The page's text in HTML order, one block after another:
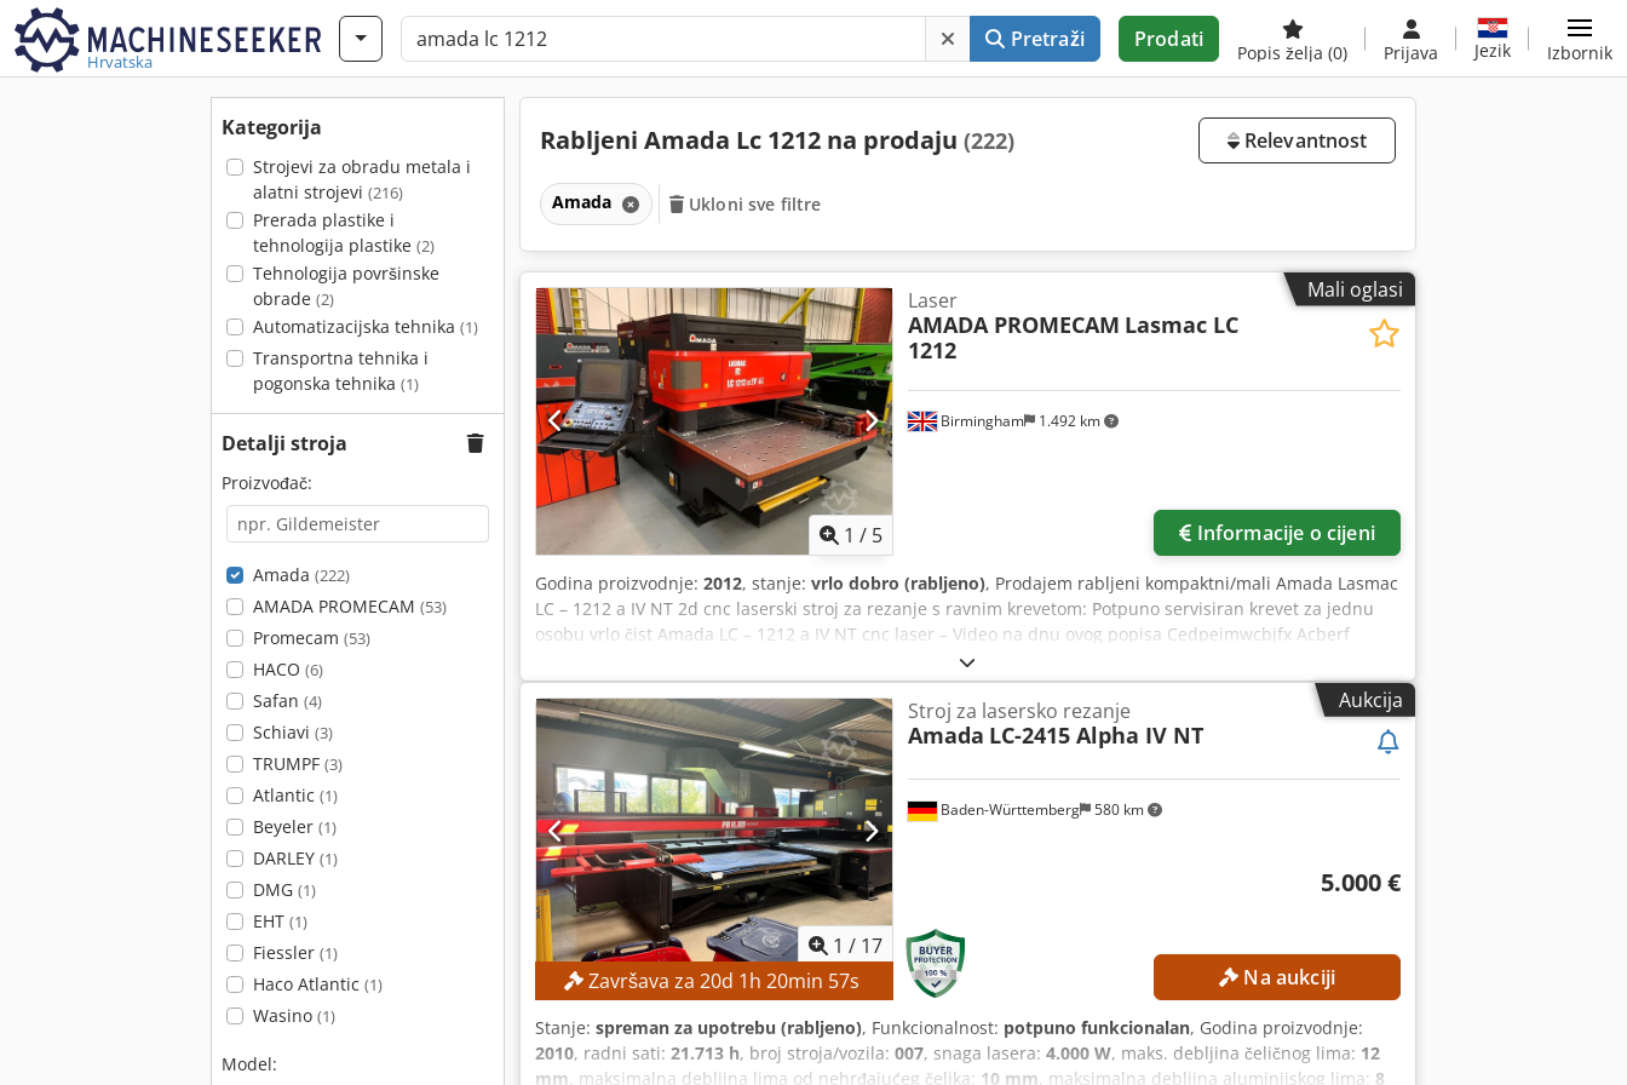
Hrvatska
Pretraži Prodati
Popis želja (0) Prijava Jezik Izbornik
Kategorija
Strojevi za obradu metala i
alatni strojevi (216)
Prerada plastike i
tehnologija plastike (2)
Tehnologija površinske
obrade (2)
Automatizacijska tehnika (1)
Transportna tehnika i
pogonska tehnika (1)
Detalji stroja
Proizvođač:
Amada (222)
AMADA PROMECAM (53)
Promecam (53)
HACO (6)
Safan (4)
Schiavi (3)
TRUMPF (3)
Atlantic (1)
Beyeler (1)
DARLEY (1)
DMG (1)
EHT (1)
Fiessler (1)
Haco Atlantic (1)
Wasino (1)
Model:
Rabljeni Amada Lc 1212 na prodaju (222) Relevantnost
Amada Ukloni sve filtre
Mali oglasi
1 / 5
Birmingham 1.492 km
Laser
AMADA PROMECAM Lasmac LC
1212
Informacije o cijeni
Godina proizvodnje: 2012, stanje: vrlo dobro (rabljeno), Prodajem rabljeni kompaktni/mali Amada Lasmac
LC – 1212 a IV NT 2d cnc laserski stroj za rezanje s ravnim krevetom: Potpuno servisiran krevet za jednu
osobu vrlo čist Amada LC – 1212 a IV NT cnc laser – Video na dnu ovog popisa Cedpeimwcbjfx Acberf
Specifikacija: Najnoviji rad koji je izvršila Amada UK: Nedavno ugrađen novi turbo puhač Nove leće i
ogledala u kolovozu 2022 Potpuno servisiran s Amada Uk Godina / Nova 2012 Snaga: 2,5kw Model stroja:
LC – 1212 a IV NT Metoda putovanja: kretanje materijala po osi X, os Y: putovanje laserskim snopom
Udaljenost kretanja osi X x Y x Z M: 1270 x 1270 x 300 Brzina pozicioniranja X x Y x Z m/min: 80 x 80 x 60
Rijetki posmaci pri rezanju X x Y m/min: 0 – 20 Kontrolna metoda: X-, Y- i Z-osi (istovremeno kontrolirane) +
B – os Maks. veličina lista X x Y x Zmm: 2540 x 1270 x 300 Ponovljiva točnost pozicioniranja mm: +0,005
Model oscilatora: AF2000E-LU2.5 AF4000E Oscilacijski proces: brzi aksijalni protok, visokofrekventna
pobuda pražnjenja Idealno ako želite unijeti lasersko rezanje u kuću, a prostor je vrhunski Mogućnost
dostave i montaže po dogovoru AMADA LASMAC LC1212 MK IV 2.5 KW NT LASERSKI STROJ ZA REZANJE
KAPACITETA STROJA 1270 X 1270 2540 SA JEDNOM POZICIJOM
Aukcija
1 / 17
Završava za 20d 1h 20min 56s
Baden-Württemberg 580 km
Stroj za lasersko rezanje
Amada LC-2415 Alpha IV NT
5.000 €
Na aukciji
Stanje: spreman za upotrebu (rabljeno), Funkcionalnost: potpuno funkcionalan, Godina proizvodnje:
2010, radni sati: 21.713 h, broj stroja/vozila: 007, snaga lasera: 4.000 W, maks. debljina čeličnog lima: 12
mm, maksimalna debljina lima od nehrđajućeg čelika: 10 mm, maksimalna debljina aluminijskog lima: 8